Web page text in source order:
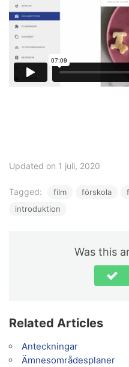
Updated on 1 juli, 2020
Tagged: film förskola
introduktion
Was this
Related Articles
Anteckningar
Ämnesområdesplaner